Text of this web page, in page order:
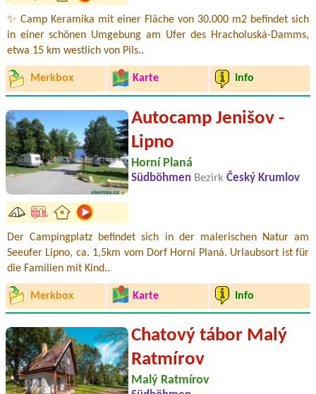
✨ Camp Keramika mit einer Fläche von 30.000 m2 befindet sich
in einer schönen Umgebung am Ufer des Hracholuská-Damms,
etwa 15 km westlich von Pils..
Merkbox Karte Info
Autocamp Jenišov -
Lipno
Horní Planá
Südböhmen Bezirk Český Krumlov
Der Campingplatz befindet sich in der malerischen Natur am
Seeufer Lipno, ca. 1,5km vom Dorf Horní Planá. Urlaubsort ist für
die Familien mit Kind..
Merkbox Karte Info
Chatový tábor Malý
Ratmírov
Malý Ratmírov